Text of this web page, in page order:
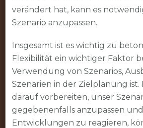
verändert hat, kann es
Szenario anzupassen.
Insgesamt ist es wichtig zu
Flexibilität ein wichtiger Faktor
Verwendung von Szenarios,
Szenarien in der Zielplanung
darauf vorbereiten, unser
gegebenenfalls anzupassen
Entwicklungen zu reagieren,